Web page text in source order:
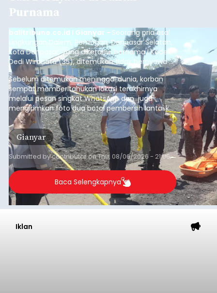
Purnama
balitribune.co.id I Gianyar - Seorang pria asal
Lingkungan Dalem, Pemogan, Denpasar Selatan,
Kota Denpasar, yang diketahui bernama I Kadek
Dedi Wiranata (35), ditemukan tidak bernyawa di
pesisir Pantai Purnama, Sukawati.
Sebelum ditemukan meninggal dunia, korban
sempat memberitahukan lokasi terakhirnya
melalui pesan singkat WhatsApp dan juga
mengirimkan foto dua botol pembersih lantai ke
istrinya.
Gianyar
Submitted bycontributoronThu, 08/06/2026 - 21:06
Baca Selengkapnya
Iklan